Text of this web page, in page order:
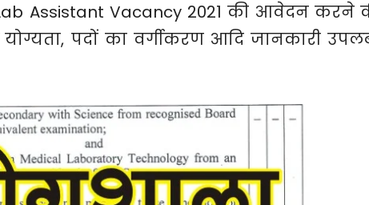
Lab Assistant Vacancy 2021 की आवेदन करने
पदों का वर्गीकरण आदि जानकारी